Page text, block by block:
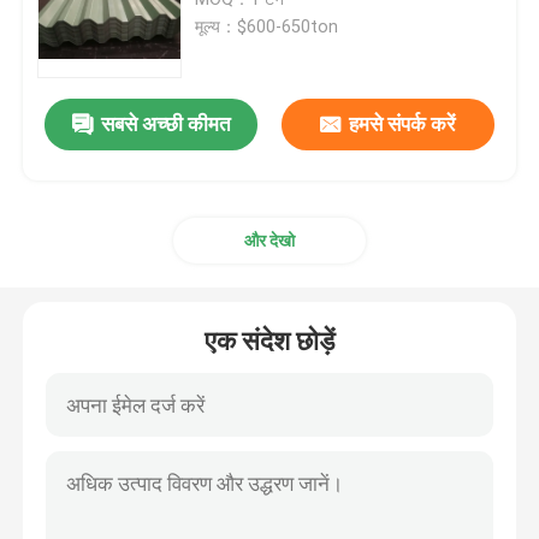
प्रीफैब स्टील गोदाम
ध्वनिक सैंडविच पैनल
मूल्य：$600-650ton
सबसे अच्छी कीमत हमसे संपर्क करें
और देखो
एक संदेश छोड़ें